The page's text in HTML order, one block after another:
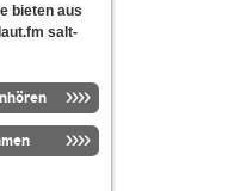
bieten aus
salt-